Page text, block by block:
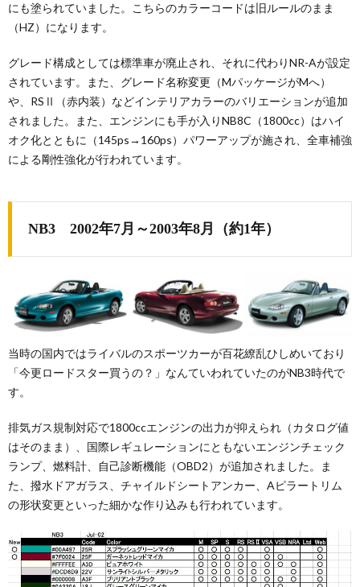
にも塗られていました。こちらのカラーコードは旧ルールのまま
（HZ）になります。
グレード構成としては標準車が廃止され、それに代わりNR-Aが設定
されています。また、グレード名称変更（MパッケージがMへ）
や、RSⅡ（赤内装）などインテリアカラーのバリエーションが追加
されました。また、エンジンにも手が入りNB8C（1800cc）はハイ
オク化とともに（145ps→160ps）パワーアップが施され、全車補強
による剛性強化が行われています。
NB3 2002年7月～2003年8月（約1年）
当時の国内ではライバルのスポーツカーが百花繚乱ひしめいており
「今更ロードスター買うの？」なんていわれていたのがNB3時代で
す。
排気ガス規制対応で1800ccエンジンの出力が抑えられ（カタログ値
はそのまま）、国際レギュレーションにともないエンジンチェック
ランプ、燃料計、自己診断機能（OBD2）が追加されました。ま
た、撥水ドアガラス、チャイルドシートアンカー、Aピラートリム
の形状変更といった細かな作り込みも行われています。